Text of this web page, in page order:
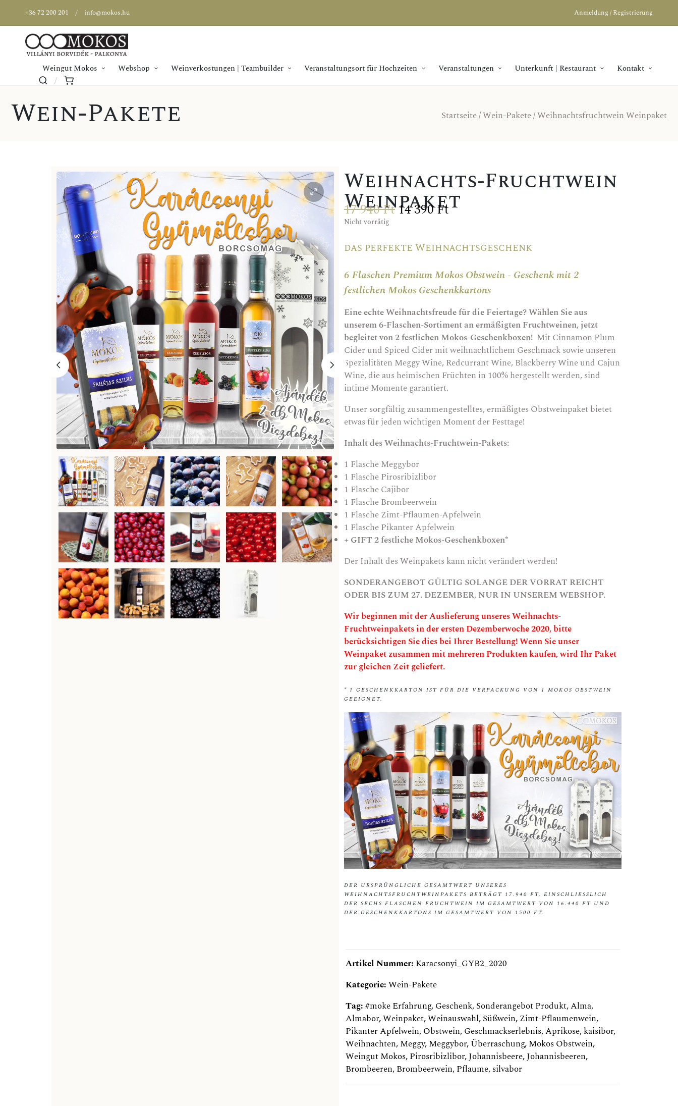
+36 72 200 201 info@mokos.hu Anmeldung / Registrierung
Weingut Mokos Webshop Weinverkostungen | Teambuilder Veranstaltungsort für Hochzeiten Veranstaltungen Unterkunft | Restaurant Kontakt
Wein-Pakete Startseite/Wein-Pakete/ Weihnachtsfruchtwein Weinpaket
Weihnachts-Fruchtwein
Weinpaket
17 940Ft14 390Ft
Nicht vorrätig
das perfekte Weihnachtsgeschenk
6 Flaschen Premium Mokos Obstwein - Geschenk mit 2
festlichen Mokos Geschenkkartons
Eine echte Weihnachtsfreude für die Feiertage? Wählen Sie aus
unserem 6-Flaschen-Sortiment an ermäßigten Fruchtweinen, jetzt
begleitet von 2 festlichen Mokos-Geschenkboxen! Mit Cinnamon Plum
Cider und Spiced Cider mit weihnachtlichem Geschmack sowie unseren
Spezialitäten Meggy Wine, Redcurrant Wine, Blackberry Wine und Cajun
Wine, die aus heimischen Früchten in 100% hergestellt werden, sind
intime Momente garantiert.
Unser sorgfältig zusammengestelltes, ermäßigtes Obstweinpaket bietet
etwas für jeden wichtigen Moment der Festtage!
Inhalt des Weihnachts-Fruchtwein-Pakets:
1 FlascheMeggybor
1 FlaschePirosribizlibor
1 FlascheCajibor
1 FlascheBrombeerwein
1 Flasche Zimt-Pflaumen-Apfelwein
1 FlaschePikanter Apfelwein
+ GIFT 2 festliche Mokos-Geschenkboxen*
Der Inhalt des Weinpakets kann nicht verändert werden!
SONDERANGEBOT GÜLTIG SOLANGE DER VORRAT REICHT
ODER BIS ZUM 27. DEZEMBER, NUR IN UNSEREM WEBSHOP.
Wir beginnen mit der Auslieferung unseres Weihnachts-
Fruchtweinpakets in der ersten Dezemberwoche 2020, bitte
berücksichtigen Sie dies bei Ihrer Bestellung! Wenn Sie unser
Weinpaket zusammen mit mehreren Produkten kaufen, wird Ihr Paket
zur gleichen Zeit geliefert.
* 1 GESCHENKKARTON IST FÜR DIE VERPACKUNG VON 1 MOKOS OBSTWEIN
GEEIGNET.
DER URSPRÜNGLICHE GESAMTWERT UNSERES
WEIHNACHTSFRUCHTWEINPAKETS BETRÄGT 17.940 FT, EINSCHLIESSLICH D
ER SECHS FLASCHEN FRUCHTWEIN IM GESAMTWERT VON 16.440 FT UND D
ER GESCHENKKARTONS IM GESAMTWERT VON 1500 FT.
Artikel Nummer: Karacsonyi_GYB2_2020
Kategorie:Wein-Pakete
Tag:#moke Erfahrung,Geschenk,Sonderangebot Produkt,Alma,
Almabor,Weinpaket,Weinauswahl,Süßwein,Zimt-Pflaumenwein,
Pikanter Apfelwein,Obstwein,Geschmackserlebnis,Aprikose,kaisibor,
Weihnachten,Meggy,Meggybor,Überraschung,Mokos Obstwein,
Weingut Mokos,Pirosribizlibor,Johannisbeere,Johannisbeeren,
Brombeeren,Brombeerwein,Pflaume,silvabor